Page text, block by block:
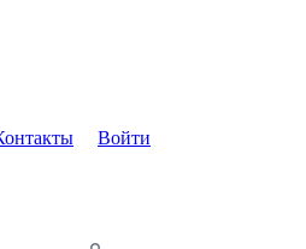
Войти